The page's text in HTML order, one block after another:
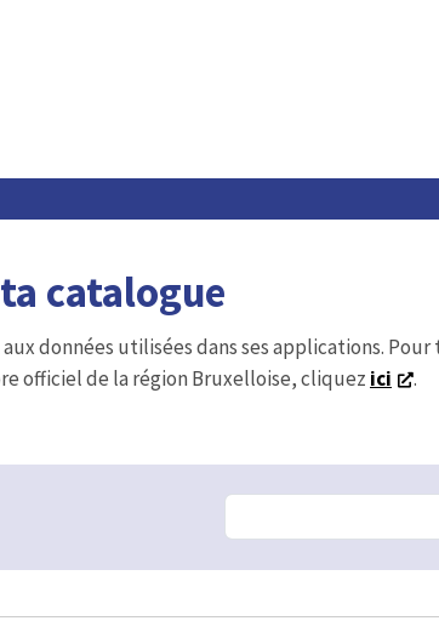
catalogue
données utilisées dans ses applications.
officiel de la région Bruxelloise, cliquez ici .